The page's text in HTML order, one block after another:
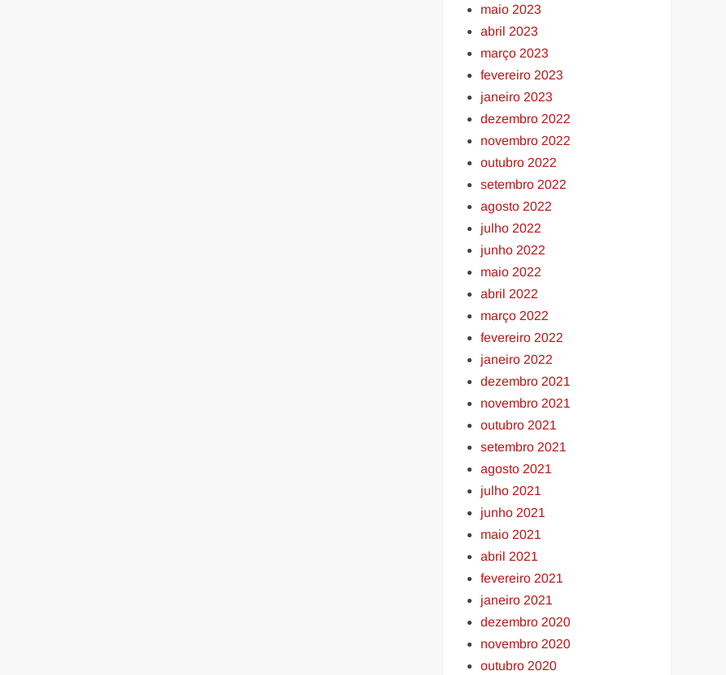
maio 2023
abril 2023
março 2023
fevereiro 2023
janeiro 2023
dezembro 2022
novembro 2022
outubro 2022
setembro 2022
agosto 2022
julho 2022
junho 2022
maio 2022
abril 2022
março 2022
fevereiro 2022
janeiro 2022
dezembro 2021
novembro 2021
outubro 2021
setembro 2021
agosto 2021
julho 2021
junho 2021
maio 2021
abril 2021
fevereiro 2021
janeiro 2021
dezembro 2020
novembro 2020
outubro 2020